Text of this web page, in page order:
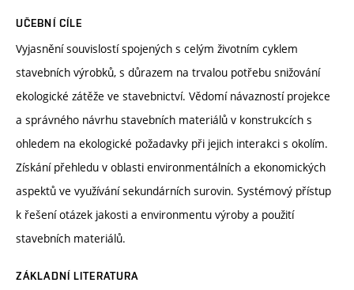
UČEBNÍ CÍLE
Vyjasnění souvislostí spojených s celým životním cyklem
stavebních výrobků, s důrazem na trvalou potřebu snižování
ekologické zátěže ve stavebnictví. Vědomí návazností projekce
a správného návrhu stavebních materiálů v konstrukcích s
ohledem na ekologické požadavky při jejich interakci s okolím.
Získání přehledu v oblasti environmentálních a ekonomických
aspektů ve využívání sekundárních surovin. Systémový přístup
k řešení otázek jakosti a environmentu výroby a použití
stavebních materiálů.
ZÁKLADNÍ LITERATURA